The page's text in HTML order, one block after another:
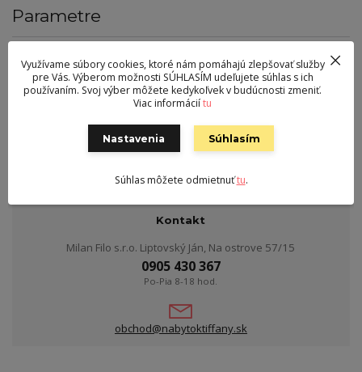
Parametre
Výška
218 cm
Šírka
75 cm
38 cm
Kontakt
Milan Filo s.r.o. Liptovský Ján, Na ostrove 57/15
0905 430 367
Po-Pia 8-18 hod.
obchod@nabytoktiffany.sk
Využívame súbory cookies, ktoré nám pomáhajú zlepšovať služby
pre Vás. Výberom možnosti SÚHLASÍM udeľujete súhlas s ich
používaním. Svoj výber môžete kedykoľvek v budúcnosti zmeniť.
Viac informáciítu
Nastavenia Súhlasím
Súhlas môžete odmietnuťtu.